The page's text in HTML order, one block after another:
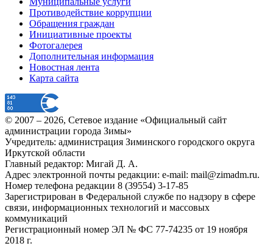
Противодействие коррупции
Обращения граждан
Инициативные проекты
Фотогалерея
Дополнительная информация
Новостная лента
Карта сайта
© 2007 – 2026, Сетевое издание «Официальный сайт
администрации города Зимы»
Учредитель: администрация Зиминского городского округа
Иркутской области
Главный редактор: Мигай Д. А.
Адрес электронной почты редакции: e-mail: mail@zimadm.ru.
Номер телефона редакции 8 (39554) 3-17-85
Зарегистрирован в Федеральной службе по надзору в сфере
связи, информационных технологий и массовых
коммуникаций
Регистрационный номер ЭЛ № ФС 77-74235 от 19 ноября
2018 г.